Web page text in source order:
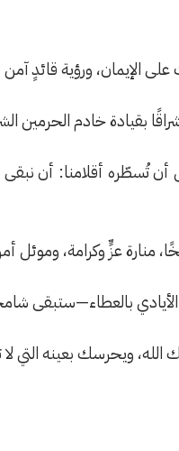
ورؤية قائدٍ
بقيادة خادم الحرمين
تُسطّره أقلامنا: أن
منارة عزٍّ وكرامة، وموئل
بالعطاء—ستبقى
ويحرسك بعينه التي لا